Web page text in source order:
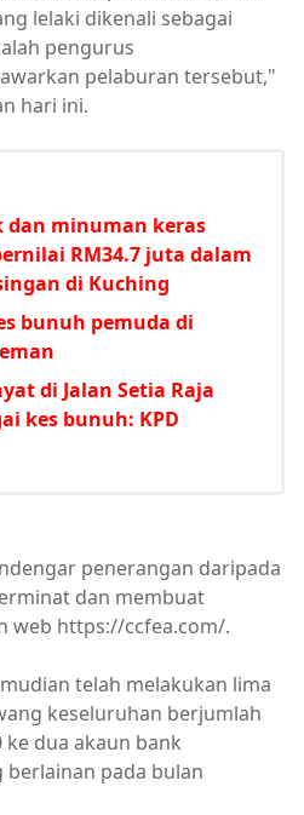
lelaki dikenali sebagai
pengurus
pelaburan tersebut,"
hari ini.
dan minuman keras
RM34.7 juta dalam
di Kuching
bunuh pemuda di
di Jalan Setia Raja
kes bunuh: KPD
penerangan daripada
dan membuat
web https://ccfea.com/.
telah melakukan lima
keseluruhan berjumlah
ke dua akaun bank
berlainan pada bulan